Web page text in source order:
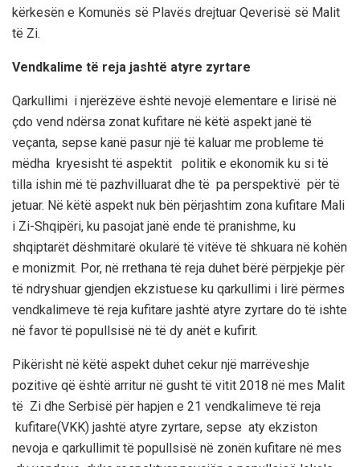
kërkesën e Komunës së Plavës drejtuar Qeverisë së Malit
të Zi.
Vendkalime të reja jashtë atyre zyrtare
Qarkullimi i njerëzëve është nevojë elementare e lirisë në
çdo vend ndërsa zonat kufitare në këtë aspekt janë të
veçanta, sepse kanë pasur një të kaluar me probleme të
mëdha kryesisht të aspektit politik e ekonomik ku si të
tilla ishin më të pazhvilluarat dhe të pa perspektivë për të
jetuar. Në këtë aspekt nuk bën përjashtim zona kufitare Mali
i Zi-Shqipëri, ku pasojat janë ende të pranishme, ku
shqiptarët dëshmitarë okularë të vitëve të shkuara në kohën
e monizmit. Por, në rrethana të reja duhet bërë përpjekje për
të ndryshuar gjendjen ekzistuese ku qarkullimi i lirë përmes
vendkalimeve të reja kufitare jashtë atyre zyrtare do të ishte
në favor të popullsisë në të dy anët e kufirit.
Pikërisht në këtë aspekt duhet cekur një marrëveshje
pozitive që është arritur në gusht të vitit 2018 në mes Malit
të Zi dhe Serbisë për hapjen e 21 vendkalimeve të reja
kufitare(VKK) jashtë atyre zyrtare, sepse aty ekziston
nevoja e qarkullimit të popullsisë në zonën kufitare në mes